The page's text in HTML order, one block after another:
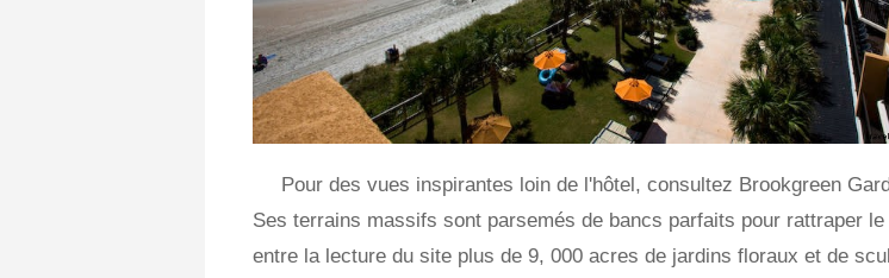
Pour des vues inspirantes loin de l'hôtel, consultez Brookgreen
Ses terrains massifs sont parsemés de bancs parfaits pour rattraper le
entre la lecture du site plus de 9, 000 acres de jardins floraux et de